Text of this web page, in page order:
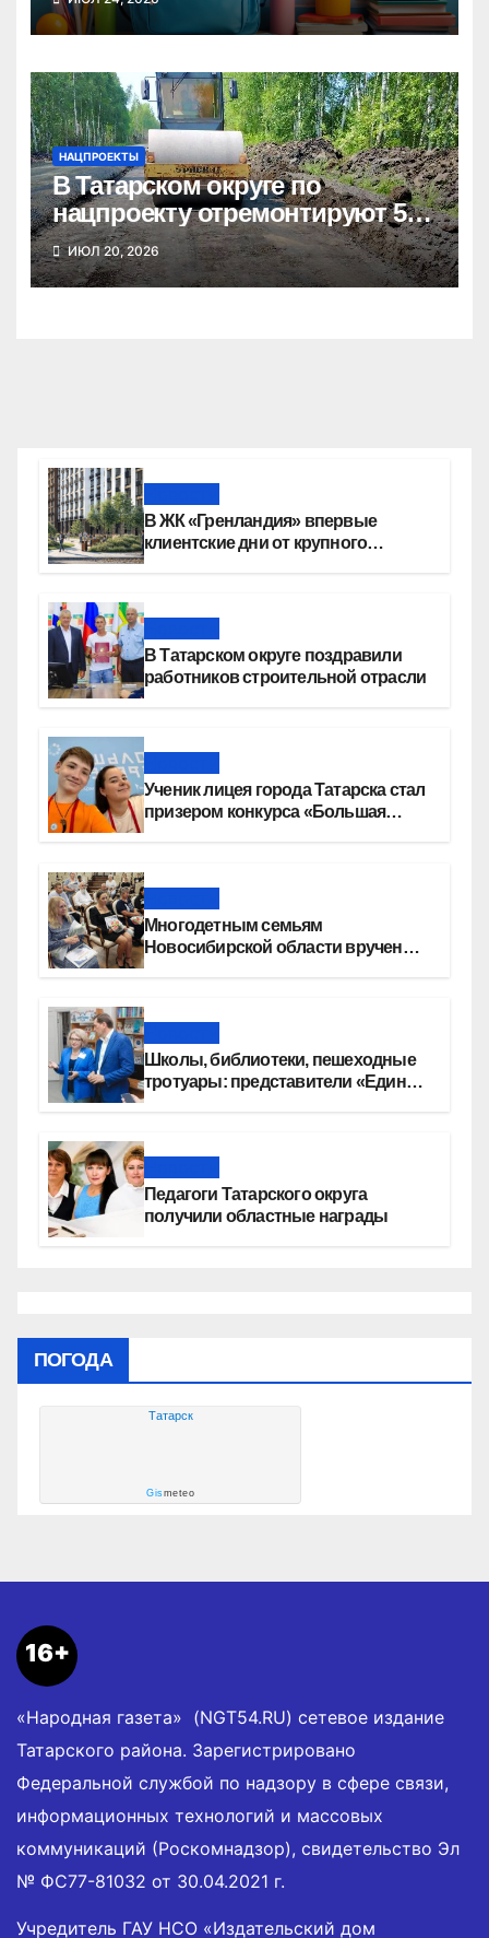
школе
НАЦПРОЕКТЫ
В Татарском округе по
нацпроекту отремонтируют 5
километров дорог
ИЮЛ 20, 2026
В ЖК «Гренландия» впервые
клиентские дни от крупного
В Татарском округе поздравили
работников строительной отрасли
Ученик лицея города Татарска стал
призером конкурса «Большая
Многодетным семьям
Новосибирской области вручены
Школы, библиотеки, пешеходные
тротуары: представители «Единой
Педагоги Татарского округа
получили областные награды
ПОГОДА
Татарск
Gismeteo
16+
«Народная газета» (NGT54.RU) сетевое издание
Татарского района. Зарегистрировано
Федеральной службой по надзору в сфере связи,
информационных технологий и массовых
коммуникаций (Роскомнадзор), свидетельство Эл
№ ФС77-81032 от 30.04.2021 г.
Учредитель ГАУ НСО «Издательский дом